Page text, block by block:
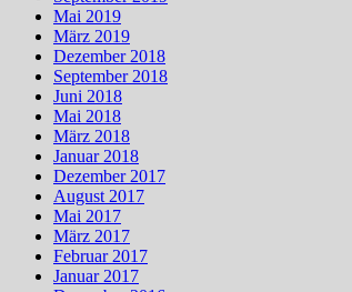
Mai 2019
März 2019
Dezember 2018
September 2018
Juni 2018
Mai 2018
März 2018
Januar 2018
Dezember 2017
August 2017
Mai 2017
März 2017
Februar 2017
Januar 2017